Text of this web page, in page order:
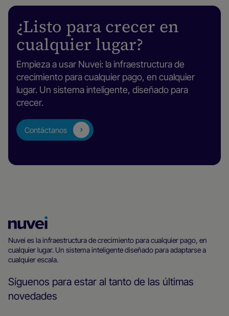
¿Listo para crecer en
cualquier lugar?
Empieza a usar Nuvei: la infraestructura de
crecimiento para cualquier pago, en cualquier
lugar. Un sistema inteligente, diseñado para
crecer.
Contáctanos
principal
de
Nuvei
Nuvei es la infraestructura de crecimiento para cualquier pago, en
cualquier lugar. Un sistema inteligente diseñado para adaptarse a
cualquier escala.
Síguenos para estar al tanto de las últimas
novedades